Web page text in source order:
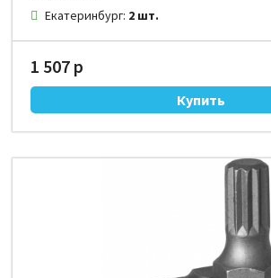
Екатеринбург: 2 шт.
1 507 р